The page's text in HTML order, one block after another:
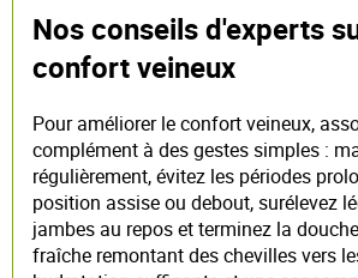
Nos conseils d'experts
confort veineux
Pour améliorer le confort veineux,
complément à des gestes simples :
régulièrement, évitez les périodes
position assise ou debout, surélevez
jambes au repos et terminez la
fraîche remontant des chevilles vers